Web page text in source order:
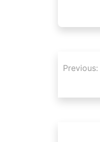
文
導
Previous: